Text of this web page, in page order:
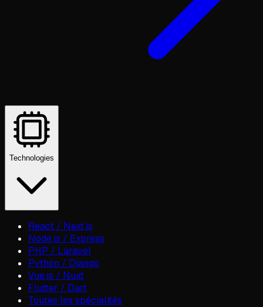
Technologies
React / Next.js
Node.js / Express
PHP / Laravel
Python / Django
Vue.js / Nuxt
Flutter / Dart
Toutes les spécialités